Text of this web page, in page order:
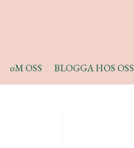
oM OSS BLOGGA HOS OSS